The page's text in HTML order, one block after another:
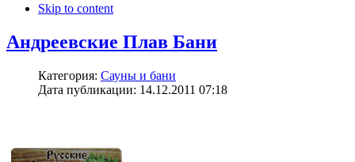
Skip to content
Андреевские Плав Бани
Категория: Сауны и бани
Дата публикации: 14.12.2011 07:18